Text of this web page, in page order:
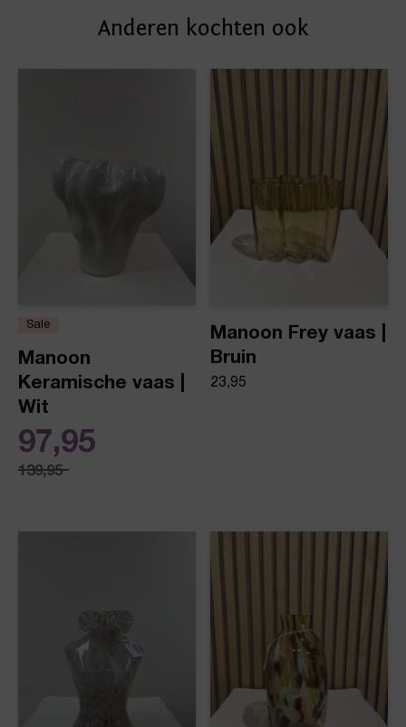
afleveradres. Voor geplaatste bestellingen geldt bij
Anderen kochten ook
Sale
Manoon
Keramische vaas |
Wit
139,95
97,95
Manoon Frey vaas |
Bruin
23,95